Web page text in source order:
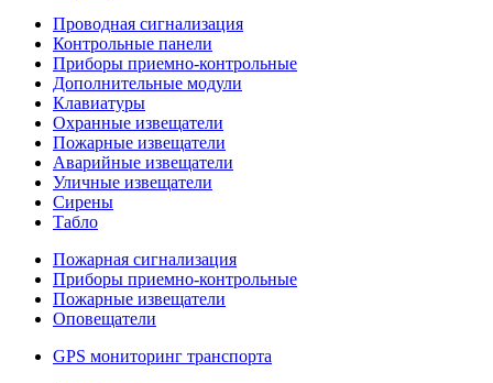
Проводная сигнализация
Контрольные панели
Приборы приемно-контрольные
Дополнительные модули
Клавиатуры
Охранные извещатели
Пожарные извещатели
Аварийные извещатели
Уличные извещатели
Сирены
Табло
Пожарная сигнализация
Приборы приемно-контрольные
Пожарные извещатели
Оповещатели
GPS мониторинг транспорта